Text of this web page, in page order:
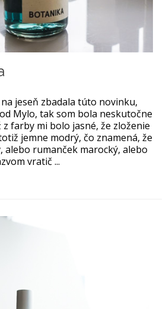
jeseň zbadala túto novinku,
Mylo, tak som bola neskutočne
farby mi bolo jasné, že zloženie
jemne modrý, čo znamená, že
alebo rumanček marocký, alebo
vratič ...